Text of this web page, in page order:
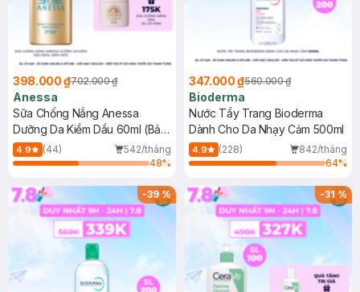
398.000 ₫702.000 ₫
Anessa
Sữa Chống Nắng Anessa
Dưỡng Da Kiềm Dầu 60ml (Bản
Mới)
4.9 (44)
542/tháng
48%
347.000 ₫560.000 ₫
Bioderma
Nước Tẩy Trang Bioderma
Dành Cho Da Nhạy Cảm 500ml
4.9 (228)
842/tháng
64%
-39% -31%